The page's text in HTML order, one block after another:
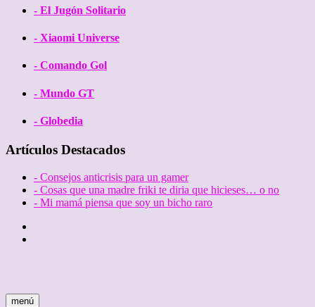
- El Jugón Solitario
- Xiaomi Universe
- Comando Gol
- Mundo GT
- Globedia
Artículos Destacados
- Consejos anticrisis para un gamer
- Cosas que una madre friki te diria que hicieses… o no
- Mi mamá piensa que soy un bicho raro
menú